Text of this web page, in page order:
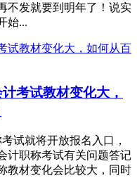
不发就要到明年了！说实
始...
考试教材变化大，
试就将开放报名入口，
计职称考试有关问题答记
教材变化会比较大，同时